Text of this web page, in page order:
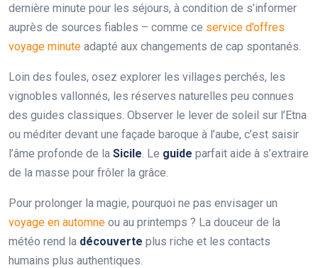
dernière minute pour les séjours, à condition de s’informer
auprès de sources fiables – comme ce service d’offres
voyage minute adapté aux changements de cap spontanés.
Loin des foules, osez explorer les villages perchés, les
vignobles vallonnés, les réserves naturelles peu connues
des guides classiques. Observer le lever de soleil sur l’Etna
ou méditer devant une façade baroque à l’aube, c’est saisir
l’âme profonde de la Sicile . Le guide parfait aide à s’extraire
de la masse pour frôler la grâce.
Pour prolonger la magie, pourquoi ne pas envisager un
voyage en automne ou au printemps ? La douceur de la
météo rend la découverte plus riche et les contacts
humains plus authentiques.